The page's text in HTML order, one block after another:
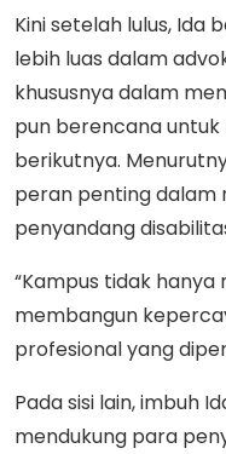
Kini setelah lulus, Ida
lebih luas dalam
khususnya dalam
pun berencana
berikutnya.
peran penting dalam
penyandang
“Kampus tidak
membangun
profesional yang
Pada sisi lain, imbuh
mendukung para